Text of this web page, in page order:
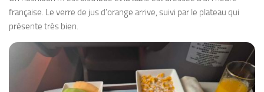
française. Le verre de jus d’orange arrive, suivi par le plateau qui
présente très bien.